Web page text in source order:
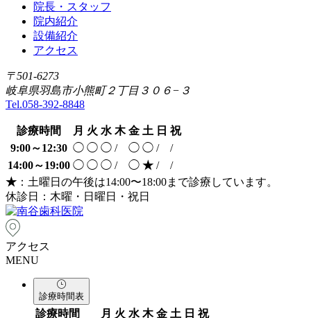
院長・スタッフ
院内紹介
設備紹介
アクセス
〒501-6273
岐阜県羽島市小熊町２丁目３０６−３
Tel.058-392-8848
診療時間 月 火 水 木 金 土 日 祝
9:00～12:30 ◯ ◯ ◯ / ◯ ◯ /
/
14:00～19:00 ◯ ◯ ◯ / ◯ ★ /
/
★ ：土曜日の午後は14:00〜18:00まで診療しています。
休診日：木曜・日曜日・祝日
アクセス
MENU
診療時間表
診療時間 月 火 水 木 金 土 日 祝